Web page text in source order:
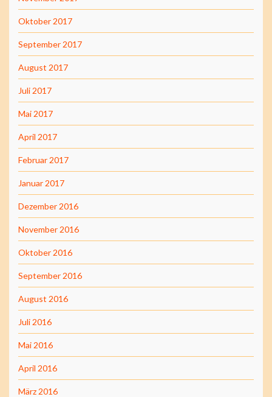
Oktober 2017
September 2017
August 2017
Juli 2017
Mai 2017
April 2017
Februar 2017
Januar 2017
Dezember 2016
November 2016
Oktober 2016
September 2016
August 2016
Juli 2016
Mai 2016
April 2016
März 2016